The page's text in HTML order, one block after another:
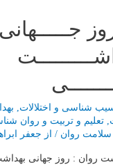
جـــــهانی
شناسی و اختلالات
تعلیم و تربیت و روان
روان / از جعفر
روان : روز جهانی